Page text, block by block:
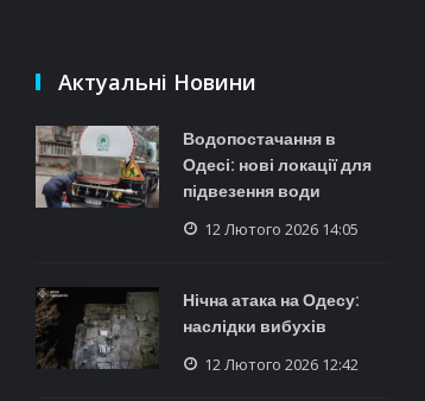
Актуальні Новини
Водопостачання в
Одесі: нові локації для
підвезення води
12 Лютого 2026 14:05
Нічна атака на Одесу:
наслідки вибухів
12 Лютого 2026 12:42